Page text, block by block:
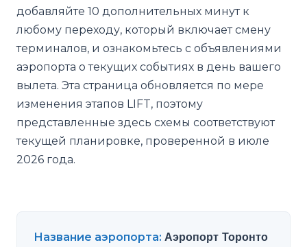
добавляйте 10 дополнительных минут к
любому переходу, который включает смену
терминалов, и ознакомьтесь с объявлениями
аэропорта о текущих событиях в день вашего
вылета. Эта страница обновляется по мере
изменения этапов LIFT, поэтому
представленные здесь схемы соответствуют
текущей планировке, проверенной в июле
2026 года.
Название аэропорта: Аэропорт Торонто